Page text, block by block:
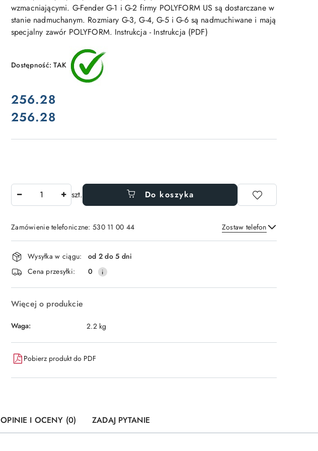
wzmacniającymi. G-Fender G-1 i G-2 firmy POLYFORM US są dostarczane w
stanie nadmuchanym. Rozmiary G-3, G-4, G-5 i G-6 są nadmuchiwane i mają
specjalny zawór POLYFORM. Instrukcja - Instrukcja (PDF)
Dostępność:TAK
cena:
256.28
Cena:
256.28
Ilość szt. Do koszyka
Zamówienie telefoniczne: 530 11 00 44 Zostaw telefon
Wyślij
Dostępność
i
dostawa
Wysyłka w ciągu:
od 2 do 5 dni
Cena przesyłki:
0
Więcej o produkcie
Waga: 2.2 kg
Pobierz produkt do PDF
OPINIE I OCENY (0) ZADAJ PYTANIE